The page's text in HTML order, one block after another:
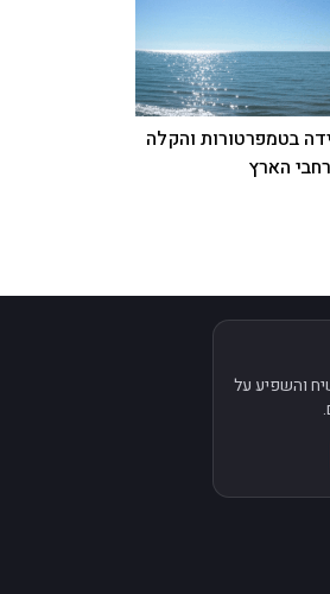
בטמפרטורות והקלה
הארץ
והשפיע על